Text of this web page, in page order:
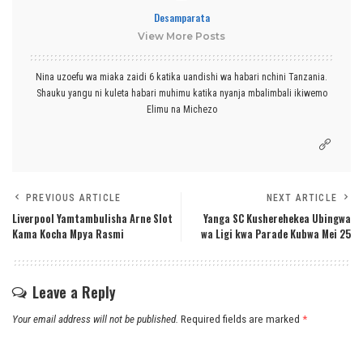
Desamparata
View More Posts
Nina uzoefu wa miaka zaidi 6 katika uandishi wa habari nchini Tanzania.
Shauku yangu ni kuleta habari muhimu katika nyanja mbalimbali ikiwemo
Elimu na Michezo
PREVIOUS ARTICLE
Liverpool Yamtambulisha Arne Slot
Kama Kocha Mpya Rasmi
NEXT ARTICLE
Yanga SC Kusherehekea Ubingwa
wa Ligi kwa Parade Kubwa Mei 25
Leave a Reply
Your email address will not be published. Required fields are marked *